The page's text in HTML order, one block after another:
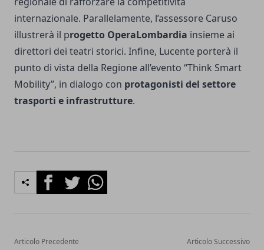
internazionale. Parallelamente, l’assessore Caruso
illustrerà il progetto OperaLombardia insieme ai
direttori dei teatri storici. Infine, Lucente porterà il
punto di vista della Regione all’evento “Think Smart
Mobility”, in dialogo con protagonisti del settore
trasporti e infrastrutture.
FacebookTwitterWhatsapp
Articolo Precedente Articolo Successivo